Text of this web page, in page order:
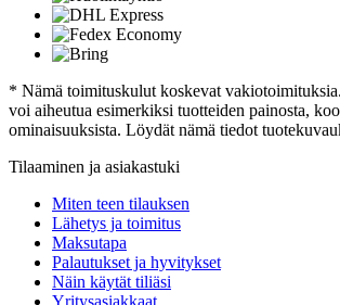
* Nämä toimituskulut koskevat
voi aiheutua esimerkiksi tuotteiden painosta,
ominaisuuksista. Löydät nämä tiedot
Tilaaminen ja asiakastuki
Miten teen tilauksen
Lähetys ja toimitus
Maksutapa
Palautukset ja hyvitykset
Näin käytät tiliäsi